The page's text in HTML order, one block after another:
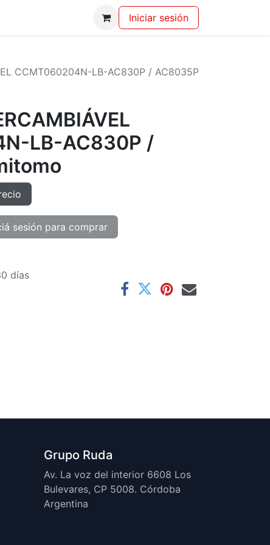
Iniciar sesión
CCMT060204N-LB-AC830P / AC8035P
LB-AC830P /
sesión para comprar
días
Grupo Ruda
Av. La voz del interior 6608 Los
Bulevares, CP 5008. Córdoba
Argentina